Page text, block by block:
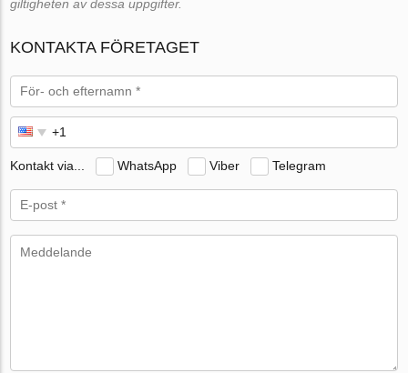
giltigheten av dessa uppgifter.
KONTAKTA FÖRETAGET
Kontakt via... WhatsApp Viber Telegram